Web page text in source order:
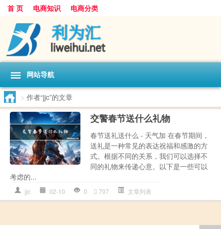
首 页 电商知识 电商分类
网站导航
> 作者“jjc”的文章
交警春节送什么礼物
春节送礼送什么 - 天气加 在春节期间，
送礼是一种常见的表达祝福和感激的方
式。根据不同的关系，我们可以选择不
同的礼物来传递心意。以下是一些可以
考虑的...
jjc 02-10 0 707 文章列表